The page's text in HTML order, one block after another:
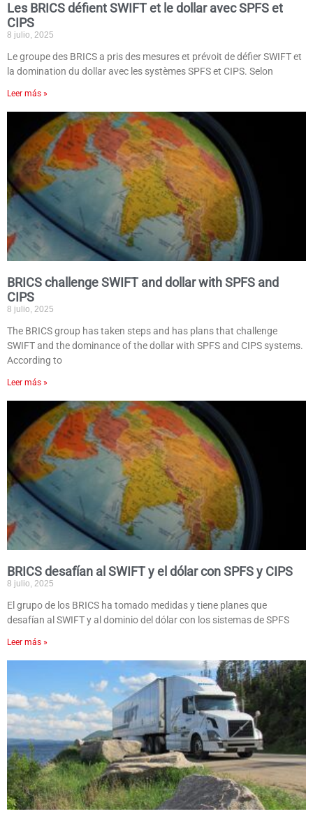
Les BRICS défient SWIFT et le dollar avec SPFS et
CIPS
8 julio, 2025
Le groupe des BRICS a pris des mesures et prévoit de défier SWIFT et
la domination du dollar avec les systèmes SPFS et CIPS. Selon
Leer más »
BRICS challenge SWIFT and dollar with SPFS and
CIPS
8 julio, 2025
The BRICS group has taken steps and has plans that challenge
SWIFT and the dominance of the dollar with SPFS and CIPS systems.
According to
Leer más »
BRICS desafían al SWIFT y el dólar con SPFS y CIPS
8 julio, 2025
El grupo de los BRICS ha tomado medidas y tiene planes que
desafían al SWIFT y al dominio del dólar con los sistemas de SPFS
Leer más »